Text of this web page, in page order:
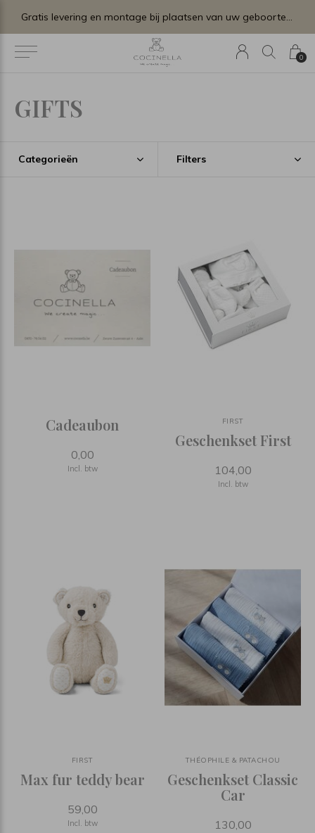
0
Gratis levering en montage bij plaatsen van uw geboortelijstje.
GIFTS
Categorieën Filters
Cadeaubon
0,00
Incl. btw
FIRST
Geschenkset First
104,00
Incl. btw
FIRST
Max fur teddy bear
59,00
Incl. btw
THÉOPHILE & PATACHOU
Geschenkset Classic
Car
130,00